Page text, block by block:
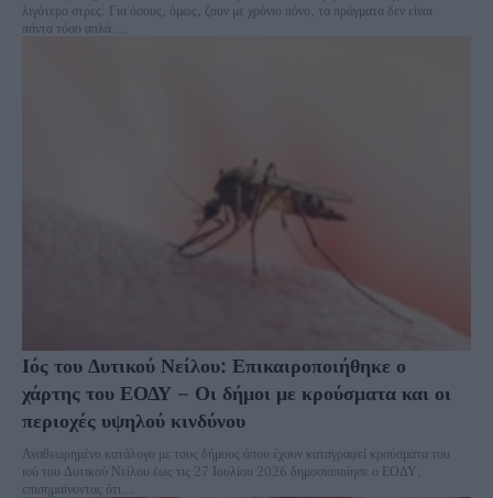
λιγότερο στρες. Για όσους, όμως, ζουν με χρόνιο πόνο, τα πράγματα δεν είναι
πάντα τόσο απλά....
Ιός του Δυτικού Νείλου: Επικαιροποιήθηκε ο
χάρτης του ΕΟΔΥ – Οι δήμοι με κρούσματα και οι
περιοχές υψηλού κινδύνου
Αναθεωρημένο κατάλογο με τους δήμους όπου έχουν καταγραφεί κρούσματα του
ιού του Δυτικού Νείλου έως τις 27 Ιουλίου 2026 δημοσιοποίησε ο ΕΟΔΥ,
επισημαίνοντας ότι...